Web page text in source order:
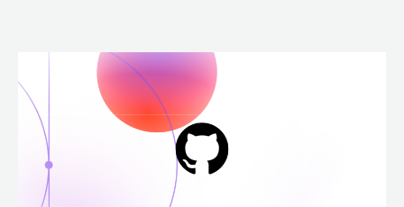
para
conteúdo